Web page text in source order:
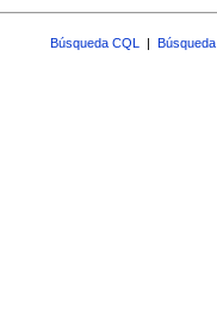
Búsqueda CQL |